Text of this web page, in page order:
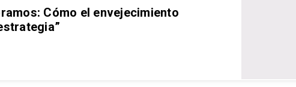
Cómo el envejecimiento